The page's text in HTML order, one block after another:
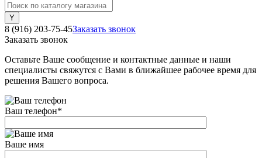
8 (916) 203-75-45Заказать звонок
Заказать звонок
Оставьте Ваше сообщение и контактные данные и наши
специалисты свяжутся с Вами в ближайшее рабочее время для
решения Вашего вопроса.
Ваш телефон*
Ваше имя